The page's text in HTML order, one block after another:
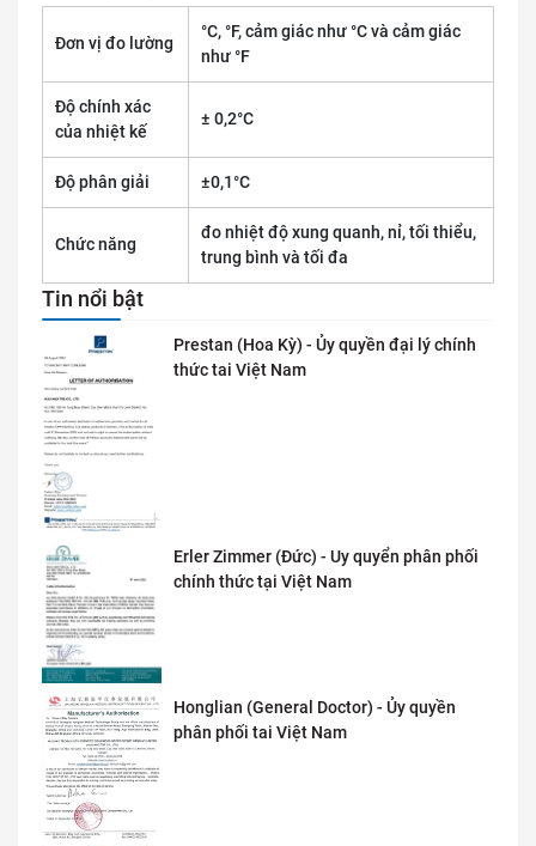
Đơn vị đo lường
°C, °F, cảm giác như °C và cảm giác
như °F
Độ chính xác
của nhiệt kế
± 0,2°C
Độ phân giải ±0,1°C
Chức năng
đo nhiệt độ xung quanh, nỉ, tối thiểu,
trung bình và tối đa
Tin nổi bật
Prestan (Hoa Kỳ) - Ủy quyền đại lý chính
thức tai Việt Nam
Erler Zimmer (Đức) - Uy quyển phân phối
chính thức tại Việt Nam
Honglian (General Doctor) - Ủy quyền
phân phối tai Việt Nam